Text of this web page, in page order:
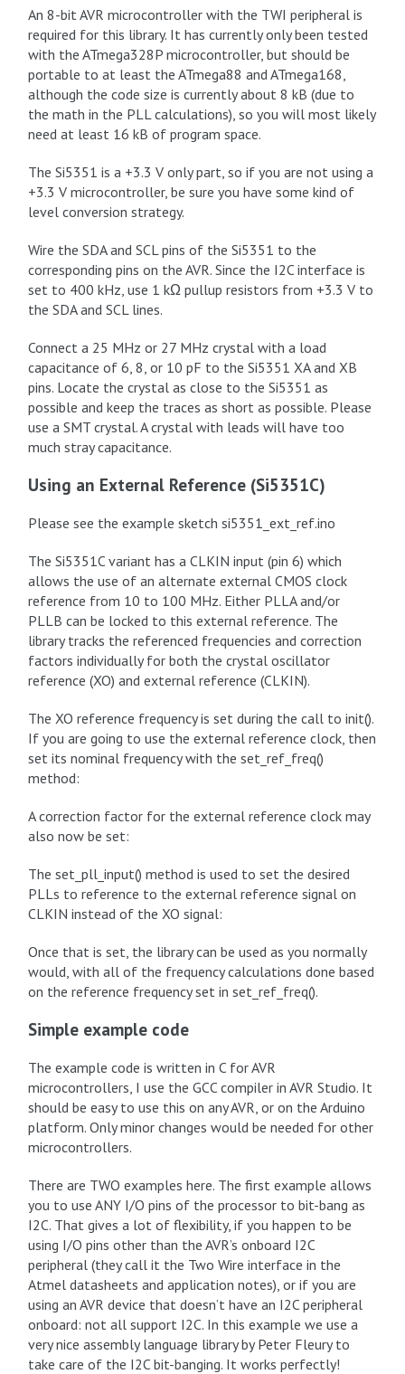
An 8-bit AVR microcontroller with the TWI peripheral is
required for this library. It has currently only been tested
with the ATmega328P microcontroller, but should be
portable to at least the ATmega88 and ATmega168,
although the code size is currently about 8 kB (due to
the math in the PLL calculations), so you will most likely
need at least 16 kB of program space.
The Si5351 is a +3.3 V only part, so if you are not using a
+3.3 V microcontroller, be sure you have some kind of
level conversion strategy.
Wire the SDA and SCL pins of the Si5351 to the
corresponding pins on the AVR. Since the I2C interface is
set to 400 kHz, use 1 kΩ pullup resistors from +3.3 V to
the SDA and SCL lines.
Connect a 25 MHz or 27 MHz crystal with a load
capacitance of 6, 8, or 10 pF to the Si5351 XA and XB
pins. Locate the crystal as close to the Si5351 as
possible and keep the traces as short as possible. Please
use a SMT crystal. A crystal with leads will have too
much stray capacitance.
Using an External Reference (Si5351C)
Please see the example sketch si5351_ext_ref.ino
The Si5351C variant has a CLKIN input (pin 6) which
allows the use of an alternate external CMOS clock
reference from 10 to 100 MHz. Either PLLA and/or
PLLB can be locked to this external reference. The
library tracks the referenced frequencies and correction
factors individually for both the crystal oscillator
reference (XO) and external reference (CLKIN).
The XO reference frequency is set during the call to init().
If you are going to use the external reference clock, then
set its nominal frequency with the set_ref_freq()
method:
A correction factor for the external reference clock may
also now be set:
The set_pll_input() method is used to set the desired
PLLs to reference to the external reference signal on
CLKIN instead of the XO signal:
Once that is set, the library can be used as you normally
would, with all of the frequency calculations done based
on the reference frequency set in set_ref_freq().
Simple example code
The example code is written in C for AVR
microcontrollers, I use the GCC compiler in AVR Studio. It
should be easy to use this on any AVR, or on the Arduino
platform. Only minor changes would be needed for other
microcontrollers.
There are TWO examples here. The first example allows
you to use ANY I/O pins of the processor to bit-bang as
I2C. That gives a lot of flexibility, if you happen to be
using I/O pins other than the AVR’s onboard I2C
peripheral (they call it the Two Wire interface in the
Atmel datasheets and application notes), or if you are
using an AVR device that doesn’t have an I2C peripheral
onboard: not all support I2C. In this example we use a
very nice assembly language library by Peter Fleury to
take care of the I2C bit-banging. It works perfectly!